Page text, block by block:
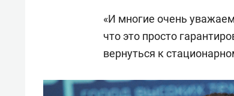
«И многие очень
что это просто
вернуться к
ЖК «Заря»